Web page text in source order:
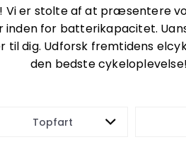
Vi er stolte af at præsentere
inden for batterikapacitet.
til dig. Udforsk fremtidens
den bedste cykeloplevelse!
Topfart